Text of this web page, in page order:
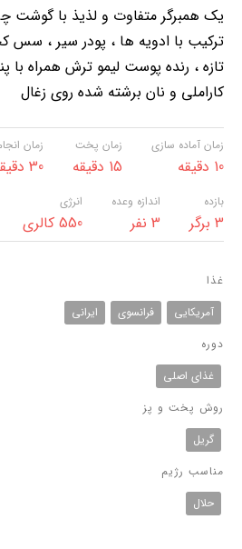
یک همبرگر متفاوت و لذیذ با گوشت
ترکیب با ادویه ها ، پودر سیر ،
تازه ، رنده پوست لیمو ترش همراه با
کاراملی و نان برشته شده روی زغال
زمان آماده سازی
10 دقیقه
زمان پخت
15 دقیقه
زمان
30 دقیقه
بازده
3 برگر
اندازه وعده
3 نفر
انرژی
550 کالری
غذا
آمریکایی
فرانسوی
ایرانی
دوره
غذای اصلی
روش پخت و پز
گریل
مناسب رژیم
حلال